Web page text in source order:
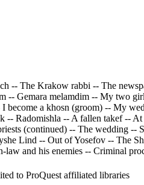
-- The Krakow rabbi -- The
-- Gemara melamdim -- My two
become a khosn (groom) -- My
Radomishla -- A fallen takef -- At
(continued) -- The wedding --
Lind -- Out of Yosefov -- The
and his enemies -- Criminal
to ProQuest affiliated libraries